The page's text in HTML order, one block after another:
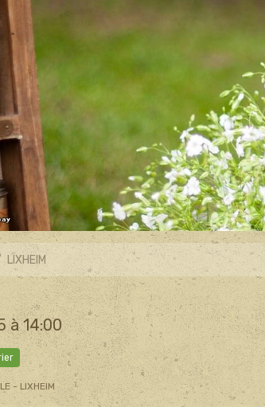
LIXHEIM
à 14:00
- LIXHEIM